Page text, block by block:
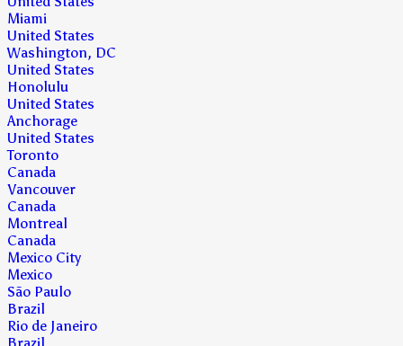
Miami
United States
Washington, DC
United States
Honolulu
United States
Anchorage
United States
Toronto
Canada
Vancouver
Canada
Montreal
Canada
Mexico City
Mexico
São Paulo
Brazil
Rio de Janeiro